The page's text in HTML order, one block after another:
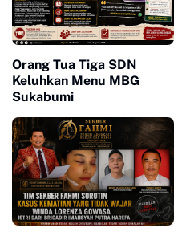
Orang Tua Tiga SDN
Keluhkan Menu MBG
Sukabumi